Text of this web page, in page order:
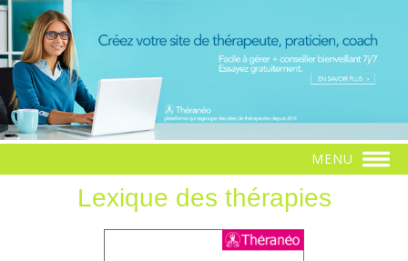
MENU
Lexique des thérapies